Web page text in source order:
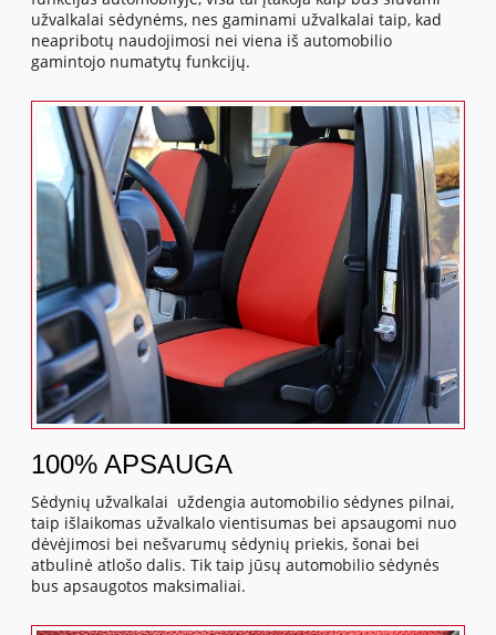
užvalkalai sėdynėms, nes gaminami užvalkalai taip, kad
neapribotų naudojimosi nei viena iš automobilio
gamintojo numatytų funkcijų.
100% APSAUGA
Sėdynių užvalkalai uždengia automobilio sėdynes pilnai,
taip išlaikomas užvalkalo vientisumas bei apsaugomi nuo
dėvėjimosi bei nešvarumų sėdynių priekis, šonai bei
atbulinė atlošo dalis. Tik taip jūsų automobilio sėdynės
bus apsaugotos maksimaliai.